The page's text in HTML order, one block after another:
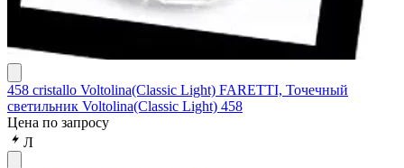
458 cristallo Voltolina(Classic Light) FARETTI, Точечный
светильник Voltolina(Classic Light) 458
Цена по запросу
Л